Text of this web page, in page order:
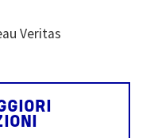
Veritas